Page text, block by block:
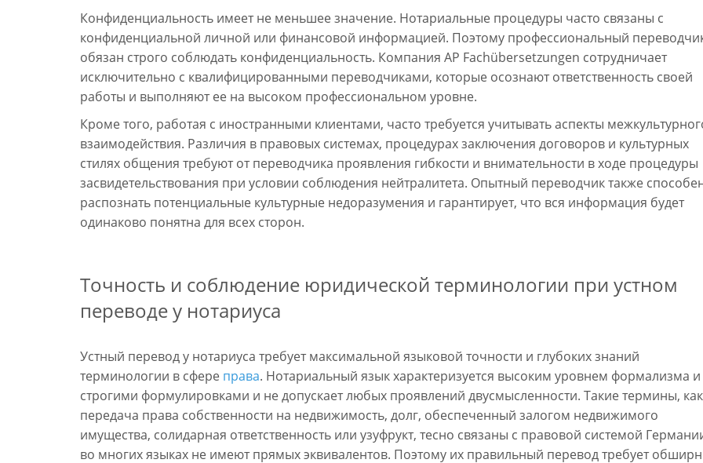
Конфиденциальность имеет не меньшее значение. Нотариальные процедуры часто связаны с
конфиденциальной личной или финансовой информацией. Поэтому профессиональный
обязан строго соблюдать конфиденциальность. Компания AP Fachübersetzungen сотрудничает
исключительно с квалифицированными переводчиками, которые осознают ответственность своей
работы и выполняют ее на высоком профессиональном уровне.
Кроме того, работая с иностранными клиентами, часто требуется учитывать аспекты
взаимодействия. Различия в правовых системах, процедурах заключения договоров и культурных
стилях общения требуют от переводчика проявления гибкости и внимательности в ходе процедуры
засвидетельствования при условии соблюдения нейтралитета. Опытный переводчик также
распознать потенциальные культурные недоразумения и гарантирует, что вся информация будет
одинаково понятна для всех сторон.
Точность и соблюдение юридической терминологии при устном
переводе у нотариуса
Устный перевод у нотариуса требует максимальной языковой точности и глубоких знаний
терминологии в сфере права. Нотариальный язык характеризуется высоким уровнем формализма и
строгими формулировками и не допускает любых проявлений двусмысленности. Такие термины, как
передача права собственности на недвижимость, долг, обеспеченный залогом недвижимого
имущества, солидарная ответственность или узуфрукт, тесно связаны с правовой системой
во многих языках не имеют прямых эквивалентов. Поэтому их правильный перевод требует